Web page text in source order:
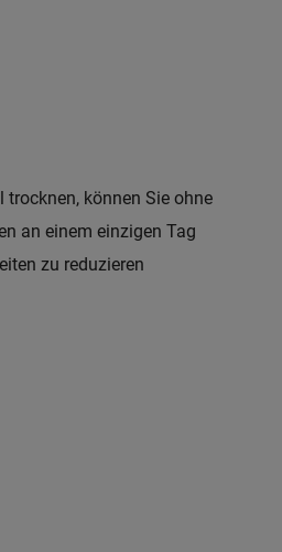
trocknen, können Sie ohne
an einem einzigen Tag
zu reduzieren